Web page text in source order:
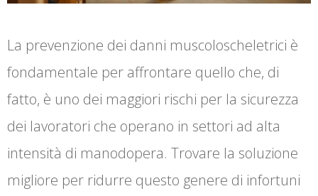
La prevenzione dei danni muscoloscheletrici è
fondamentale per affrontare quello che, di
fatto, è uno dei maggiori rischi per la sicurezza
dei lavoratori che operano in settori ad alta
intensità di manodopera. Trovare la soluzione
migliore per ridurre questo genere di infortuni